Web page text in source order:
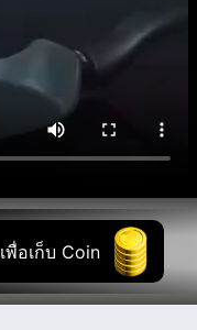
พื่อเก็บ Coin